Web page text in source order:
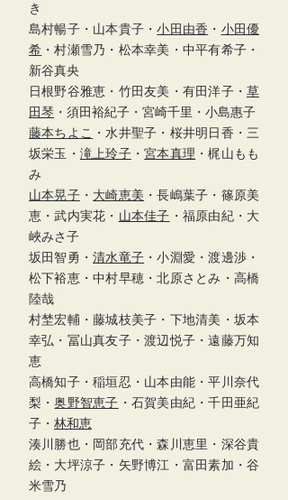
き
島村暢子・山本貴子・小田由香 ・ 小田優
希 ・村瀬雪乃・松本幸美・中平有希子・
新谷真央
日根野谷雅恵・竹田友美・有田洋子・ 草
田琴 ・須田裕紀子・宮崎千里・小島惠子
藤本ちよこ
・水井聖子・桜井明日香・三
坂栄玉・ 滝上玲子・宮本真理 ・梶山もも
み
山本晃子・ 大崎恵美 ・長嶋葉子・篠原美
恵・武内実花・ 山本佳子 ・福原由紀・大
峽みさ子
坂田智勇・清水竜子 ・小淵愛・渡邊渉・
松下裕恵・中村早穂・北原さとみ・高橋
陸哉
村埜宏輔・藤城枝美子・下地清美・坂本
幸弘・冨山真友子・渡辺悦子・遠藤万知
恵
高橋知子・稲垣忍・山本由能・平川奈代
梨・奥野智恵子 ・石賀美由紀・千田亜紀
子・ 林和恵
湊川勝也・岡部充代・森川恵里・深谷貴
絵・大坪涼子・矢野博江・富田素加・谷
米雪乃